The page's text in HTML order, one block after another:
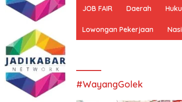
JOB FAIR Daerah
Lowongan Pekerjaan
#WayangGolek